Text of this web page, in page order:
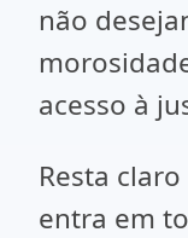
não
acesso à
Resta
entra em